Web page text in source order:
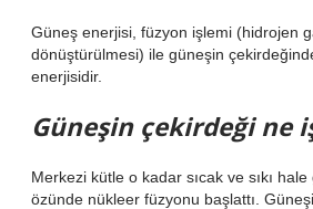
Güneş enerjisi, füzyon işlemi (hidrojen
dönüştürülmesi) ile güneşin
enerjisidir.
Güneşin çekirdeği ne
Merkezi kütle o kadar sıcak ve sıkı
özünde nükleer füzyonu başlattı.